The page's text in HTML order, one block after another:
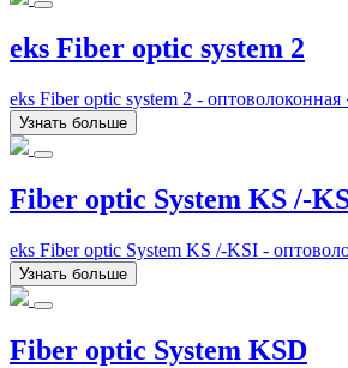
eks Fiber optic system 2
eks Fiber optic system 2 -
Узнать больше
Fiber optic System KS /-
eks Fiber optic System KS /-KSI -
Узнать больше
Fiber optic System KSD